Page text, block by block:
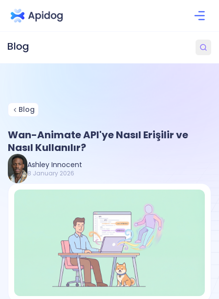
Blog
Wan-Animate API'ye Nasıl Erişilir ve
Nasıl Kullanılır?
Ashley Innocent
8 January 2026